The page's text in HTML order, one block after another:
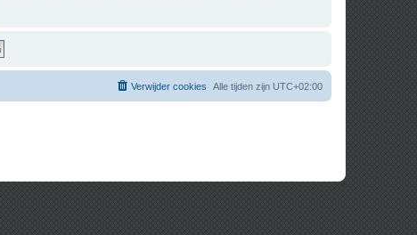
Alle tijden zijn UTC+02:00
Verwijder cookies